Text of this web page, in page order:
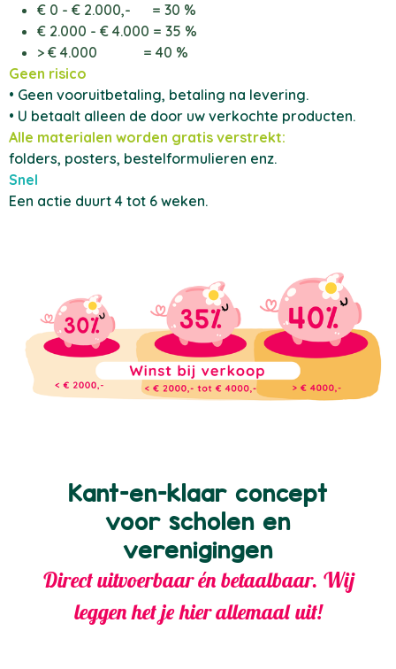
€ 0 - € 2.000,- = 30 %
€ 2.000 - € 4.000 = 35 %
> € 4.000 = 40 %
Geen risico
• Geen vooruitbetaling, betaling na levering.
• U betaalt alleen de door uw verkochte producten.
Alle materialen worden gratis verstrekt:
folders, posters, bestelformulieren enz.
Snel
Een actie duurt 4 tot 6 weken.
Kant-en-klaar concept
voor scholen en
verenigingen
Direct uitvoerbaar én betaalbaar. Wij
leggen het je hier allemaal uit!